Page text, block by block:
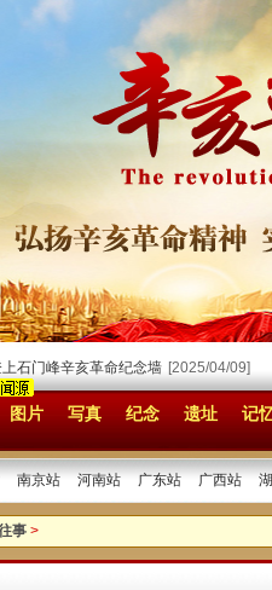
石门峰辛亥革命纪念墙 [2025/04/09]
图片 写真 纪念 遗址 记
南京站 河南站 广东站 广西站
事 >